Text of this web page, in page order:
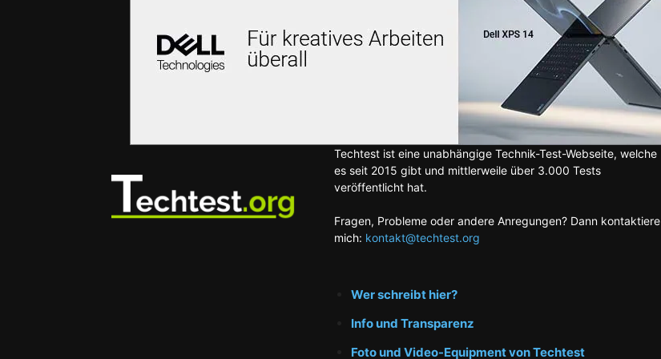
Techtest ist eine unabhängige Technik-Test-Webseite, welche
es seit 2015 gibt und mittlerweile über 3.000 Tests
veröffentlicht hat.
Fragen, Probleme oder andere Anregungen? Dann kontaktiere
mich: kontakt@techtest.org
Wer schreibt hier?
Info und Transparenz
Foto und Video-Equipment von Techtest